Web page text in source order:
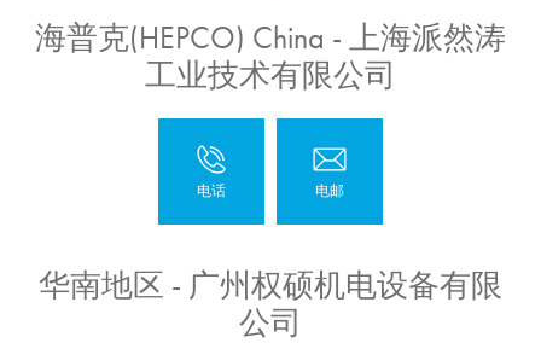
海普克(HEPCO) China - 上海派然涛
工业技术有限公司
华南地区 - 广州权硕机电设备有限
公司